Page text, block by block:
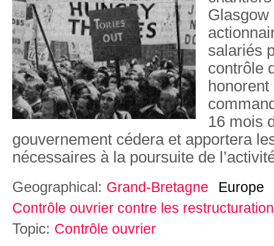
Glasgow
salariés
contrôle
honorent
16 mois
gouvernement cédera et apportera
nécessaires à la poursuite de
Geographical: Grand-Bretagne
Europe
Contrôle ouvrier contre les
Topic: Contrôle ouvrier